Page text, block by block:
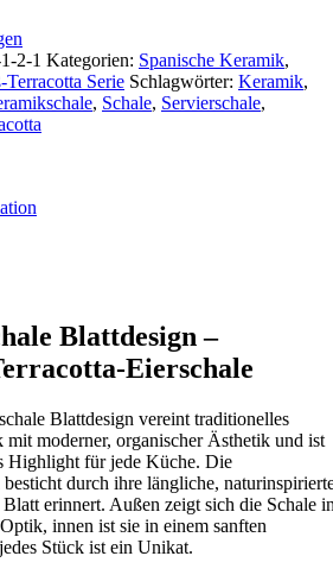
2-1 Kategorien: Spanische Keramik,
Serie Schlagwörter: Keramik,
, Schale, Servierschale,
Blattdesign –
Eierschale
Blattdesign vereint traditionelles
mit moderner, organischer Ästhetik und ist
Highlight für jede Küche. Die
durch ihre längliche,
erinnert. Außen zeigt sich die Schale
innen ist sie in einem sanften
Stück ist ein Unikat.